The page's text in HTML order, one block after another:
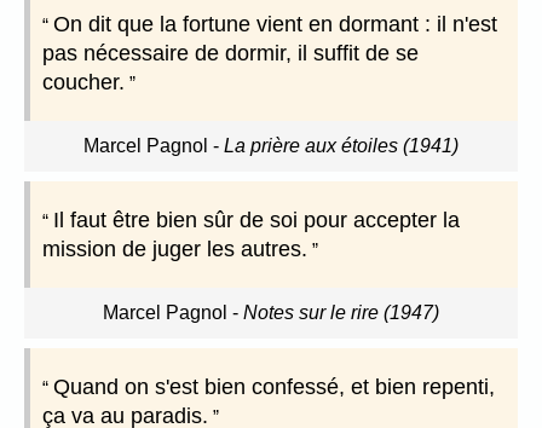
On dit que la fortune vient en dormant : il n'est
pas nécessaire de dormir, il suffit de se
coucher.
Marcel Pagnol - La prière aux étoiles (1941)
Il faut être bien sûr de soi pour accepter la
mission de juger les autres.
Marcel Pagnol - Notes sur le rire (1947)
Quand on s'est bien confessé, et bien repenti,
ça va au paradis.